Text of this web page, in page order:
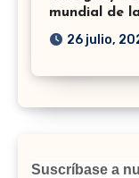
mundial de
26 julio,
Suscríbase a